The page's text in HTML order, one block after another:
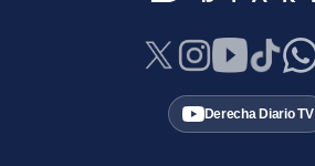
Derecha Diario TV